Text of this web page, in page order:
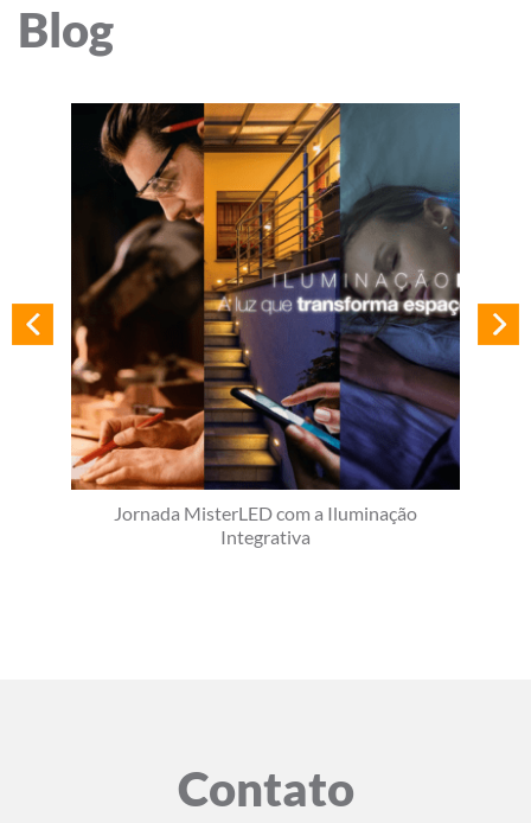
Blog
Jornada MisterLED com a Iluminação
Integrativa
Contato